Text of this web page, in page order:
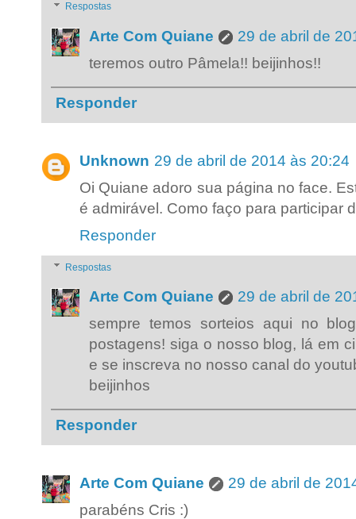
Respostas
Arte Com Quiane
29 de abril de
teremos outro Pâmela!! beijinhos!!
Responder
Unknown 29 de abril de 2014 às 20:24
Oi Quiane adoro sua página no face.
é admirável. Como faço para participar
Responder
Respostas
Arte Com Quiane
29 de abril de
sempre temos sorteios aqui no
postagens! siga o nosso blog, lá em
e se inscreva no nosso canal do
beijinhos
Responder
Arte Com Quiane
29 de abril de
parabéns Cris :)